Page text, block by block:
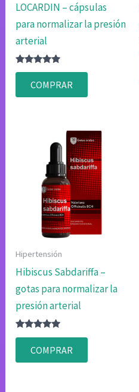
LOCARDIN – cápsulas
para normalizar la presión
arterial
Valorado
4.75
de 5
COMPRAR
Hipertensión
Hibiscus Sabdariffa –
gotas para normalizar la
presión arterial
Valorado
4.80
de 5
COMPRAR